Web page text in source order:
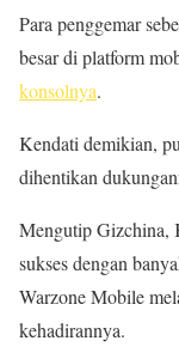
Para penggemar
besar di platform
konsolnya.
Kendati demikian,
dihentikan
Mengutip Gizchina,
sukses dengan
Warzone Mobile
kehadirannya.